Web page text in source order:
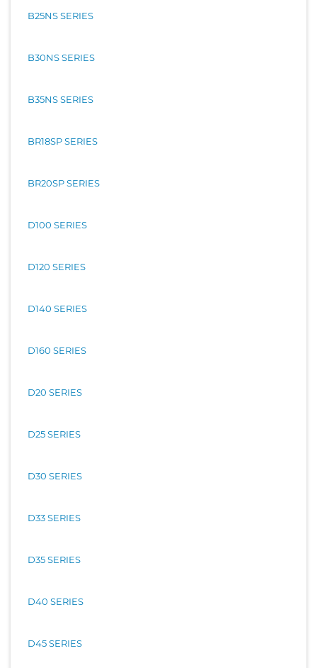
B25NS SERIES
B30NS SERIES
B35NS SERIES
BR18SP SERIES
BR20SP SERIES
D100 SERIES
D120 SERIES
D140 SERIES
D160 SERIES
D20 SERIES
D25 SERIES
D30 SERIES
D33 SERIES
D35 SERIES
D40 SERIES
D45 SERIES